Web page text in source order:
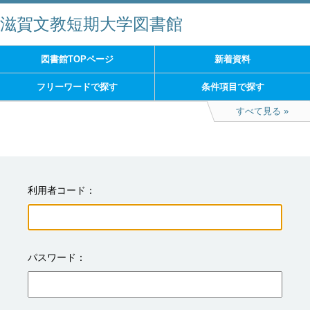
滋賀文教短期大学図書館
図書館TOPページ 新着資料
フリーワードで探す 条件項目で探す
すべて見る
利用者コード
パスワード